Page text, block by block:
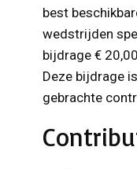
best
wedstrijden
bijdrage €
Deze bijdrage
gebrachte